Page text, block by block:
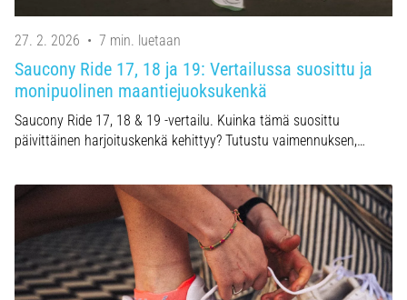
27. 2. 2026 • 7 min. luetaan
Saucony Ride 17, 18 ja 19: Vertailussa suosittu ja
monipuolinen maantiejuoksukenkä
Saucony Ride 17, 18 & 19 -vertailu. Kuinka tämä suosittu
päivittäinen harjoituskenkä kehittyy? Tutustu vaimennuksen,…